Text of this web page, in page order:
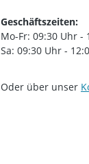
Geschäftszeiten:
Mo-Fr: 09:30 Uhr -
Sa: 09:30 Uhr -
Oder über unser